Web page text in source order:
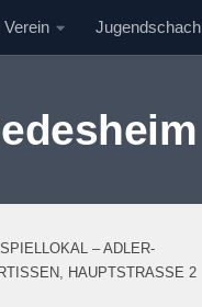
Verein Jugendschach
– ADLER-
HAUPTSTRASSE 2